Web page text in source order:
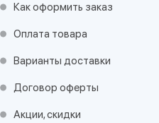
Как оформить заказ
Оплата товара
Варианты доставки
Договор оферты
Акции, скидки